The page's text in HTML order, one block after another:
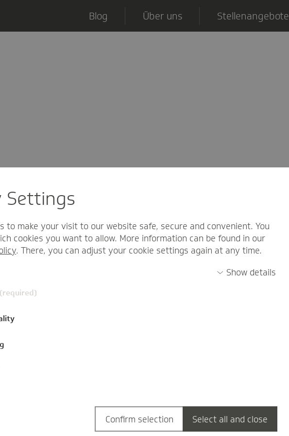
Blog Über uns Stellenangebote
duales Studium bei der TK
Ein BWL-Studium ist 08/15 und pures
Settings
to make your visit to our website safe, secure and convenient. You
cookies you want to allow. More information can be found in our
. There, you can adjust your cookie settings again at any time.
Show details
Confirm selection Select all and close